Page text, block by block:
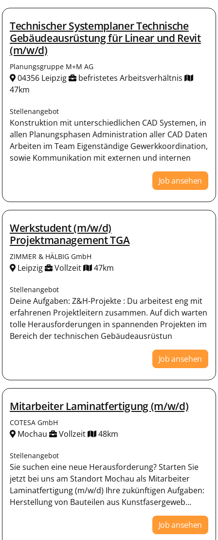
Technischer Systemplaner Technische
Gebäudeausrüstung für Linear und Revit
(m/w/d)
Planungsgruppe M+M AG
04356 Leipzig
befristetes Arbeitsverhältnis
47km
Stellenangebot
Konstruktion mit unterschiedlichen CAD Systemen, in
allen Planungsphasen Administration aller CAD Daten
Arbeiten im Team Eigenständige Gewerkkoordination,
sowie Kommunikation mit externen und internen
Job ansehen
Werkstudent (m/w/d)
Projektmanagement TGA
ZIMMER & HÄLBIG GmbH
Leipzig Vollzeit 47km
Stellenangebot
Deine Aufgaben: Z&H-Projekte : Du arbeitest eng mit
erfahrenen Projektleitern zusammen. Auf dich warten
tolle Herausforderungen in spannenden Projekten im
Bereich der technischen Gebäudeausrüstun
Job ansehen
Mitarbeiter Laminatfertigung (m/w/d)
COTESA GmbH
Mochau Vollzeit 48km
Stellenangebot
Sie suchen eine neue Herausforderung? Starten Sie
jetzt bei uns am Standort Mochau als Mitarbeiter
Laminatfertigung (m/w/d) Ihre zukünftigen Aufgaben:
Herstellung von Bauteilen aus Kunstfasergeweb...
Job ansehen